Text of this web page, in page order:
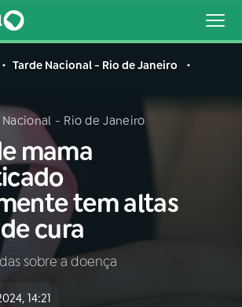
Buscar
AO VIVO
Tarde Nacional - Rio de Janeiro
Nacional - Rio de Janeiro
mama
tem altas
cura
sobre a doença
14:21